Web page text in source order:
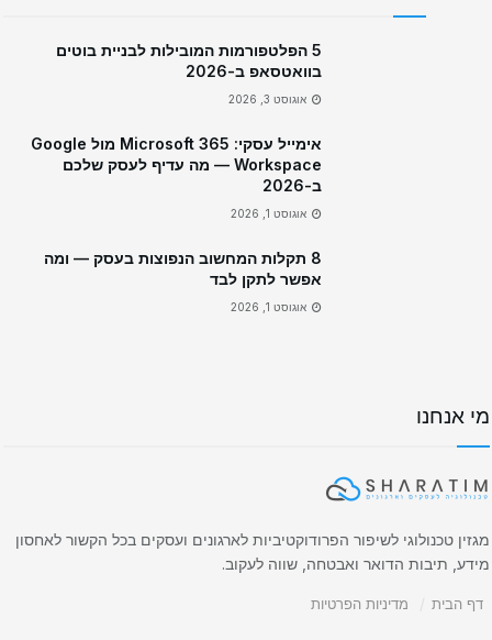
5 הפלטפורמות המובילות לבניית בוטים
בוואטסאפ ב-2026
אוגוסט 3, 2026
אימייל עסקי: Microsoft 365 מול Google
Workspace — מה עדיף לעסק שלכם
ב-2026
אוגוסט 1, 2026
8 תקלות המחשוב הנפוצות בעסק — ומה
אפשר לתקן לבד
אוגוסט 1, 2026
מי אנחנו
מגזין טכנולוגי לשיפור הפרודוקטיביות לארגונים ועסקים בכל הקשור לאחסון
מידע, תיבות הדואר ואבטחה, שווה לעקוב.
דף הבית מדיניות הפרטיות